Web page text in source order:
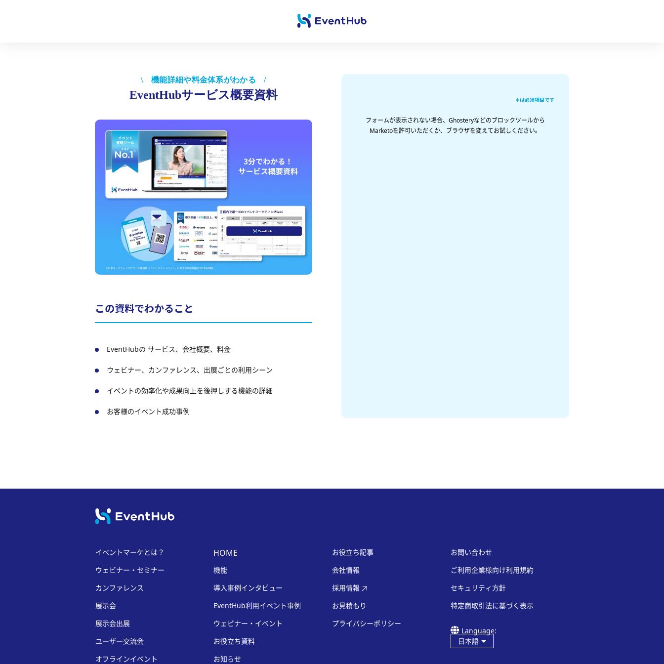
\ 機能詳細や料金体系がわかる /
EventHubサービス概要資料
この資料でわかること
EventHubの サービス、会社概要、料金
ウェビナー、カンファレンス、出展ごとの利用シーン
イベントの効率化や成果向上を後押しする機能の詳細
お客様のイベント成功事例
＊は必須項目です
フォームが表示されない場合、Ghosteryなどのブロックツールから
Marketoを許可いただくか、ブラウザを変えてお試しください。
イベントマーケとは？
ウェビナー・セミナー
カンファレンス
展示会
展示会出展
ユーザー交流会
オフラインイベント
HOME
機能
導入事例インタビュー
EventHub利用イベント事例
ウェビナー・イベント
お役立ち資料
お知らせ
お役立ち記事
会社情報
採用情報
お見積もり
プライバシーポリシー
お問い合わせ
ご利用企業様向け利用規約
セキュリティ方針
特定商取引法に基づく表示
Language:
日本語